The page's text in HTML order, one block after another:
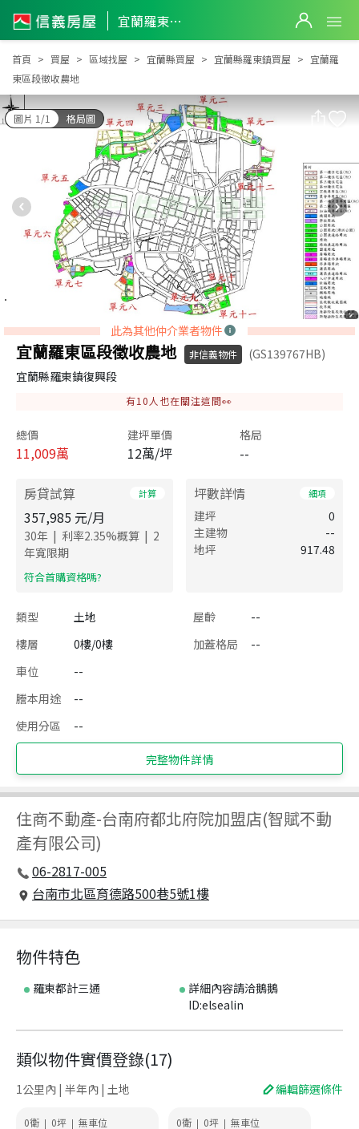
宜蘭羅東區段徵收農地
宜蘭羅東區段徵收農地
首頁 買屋 區域找屋 宜蘭縣買屋 宜蘭縣羅東鎮買屋
宜蘭羅
東區段徵收農地
圖片 1/1 格局圖
此為其他仲介業者物件
宜蘭羅東區段徵收農地 非信義物件
(GS139767HB)
宜蘭縣羅東鎮復興段
有10 人也在關注這間👀
總價
11,009萬
建坪單價
12萬/坪
格局
--
房貸試算 計算
357,985 元/月
30年 | 利率2.35%概算 | 2
年寬限期
​符合首購資格嗎?
坪數詳情 細項
建坪
0
主建物
--
地坪
917.48
類型 土地 屋齡
--
樓層
0樓/0樓 加蓋格局
--
車位
--
謄本用途
--
使用分區
--
完整物件詳情
住商不動產-台南府都北府院加盟店(智賦不動
產有限公司)
06-2817-005
台南市北區育德路500巷5號1樓
物件特色
羅東都計三通
詳細內容請洽鵝鵝
ID:elsealin
類似物件實價登錄(17)
1公里內 | 半年內 | 土地 編輯篩選條件
0衛 | 0坪 | 無車位 0衛 | 0坪 | 無車位